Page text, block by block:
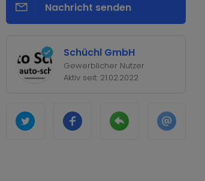
Nachricht senden
Schüchl GmbH
Gewerblicher Nutzer
Aktiv seit: 21.02.2022